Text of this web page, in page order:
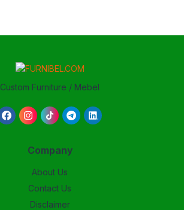
Custom Furniture / Mebel
Company
About Us
Contact Us
Disclaimer